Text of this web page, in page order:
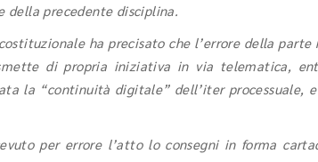
precedente disciplina.
ha precisato che l’errore della parte
di propria iniziativa in via telematica,
la “continuità digitale” dell’iter processuale,
per errore l’atto lo consegni in forma